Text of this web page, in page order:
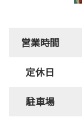
営業時間
定休日
駐車場